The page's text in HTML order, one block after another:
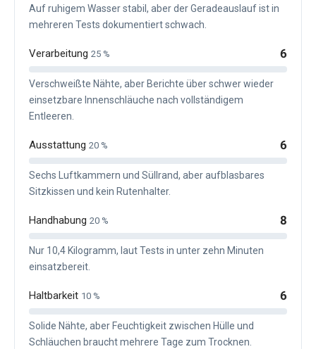
Auf ruhigem Wasser stabil, aber der Geradeauslauf ist in
mehreren Tests dokumentiert schwach.
Verarbeitung 25 % 6
Verschweißte Nähte, aber Berichte über schwer wieder
einsetzbare Innenschläuche nach vollständigem
Entleeren.
Ausstattung 20 % 6
Sechs Luftkammern und Süllrand, aber aufblasbares
Sitzkissen und kein Rutenhalter.
Handhabung 20 % 8
Nur 10,4 Kilogramm, laut Tests in unter zehn Minuten
einsatzbereit.
Haltbarkeit 10 % 6
Solide Nähte, aber Feuchtigkeit zwischen Hülle und
Schläuchen braucht mehrere Tage zum Trocknen.